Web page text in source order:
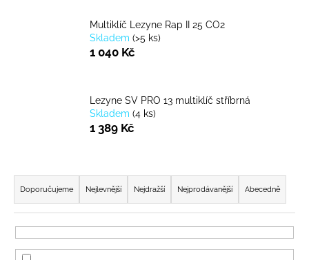
Multiklíč Lezyne Rap II 25 CO2
Skladem (>5 ks)
1 040 Kč
Lezyne SV PRO 13 multiklíč stříbrná
Skladem (4 ks)
1 389 Kč
Ř
a
z
e
n
Doporučujeme Nejlevnější Nejdražší Nejprodávanější Abecedně
j
e
m
e